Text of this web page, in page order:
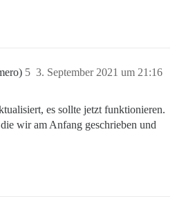
3. September 2021 um 21:16
5
es sollte jetzt funktionieren.
wir am Anfang geschrieben und